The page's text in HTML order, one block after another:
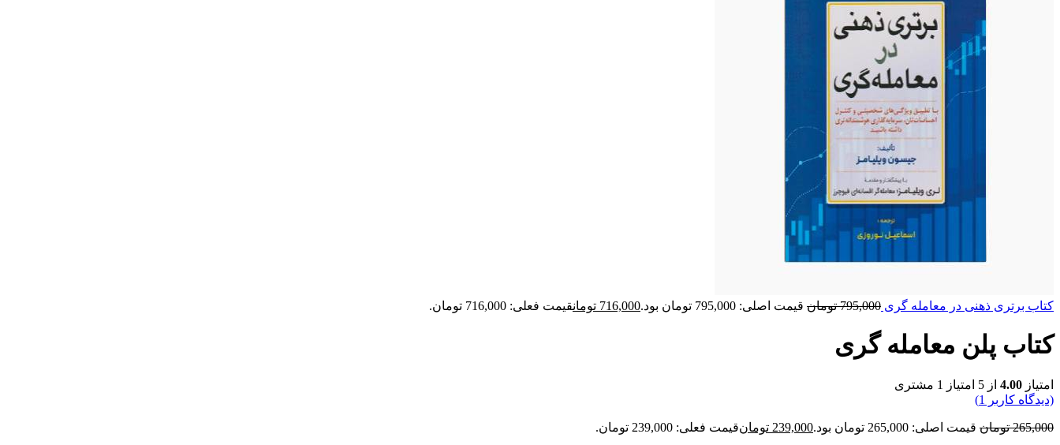
کتاب برتری ذهنی در معامله گری 795,000 تومان قیمت اصلی: 795,000 تومان بود. 716,000 تومانقیمت فعلی: 716,000 تومان.
کتاب پلن معامله گری
امتیاز 4.00 از 5 امتیاز 1 مشتری
(دیدگاه کاربر
1
)
265,000 تومان قیمت اصلی: 265,000 تومان بود. 239,000 تومانقیمت فعلی: 239,000 تومان.